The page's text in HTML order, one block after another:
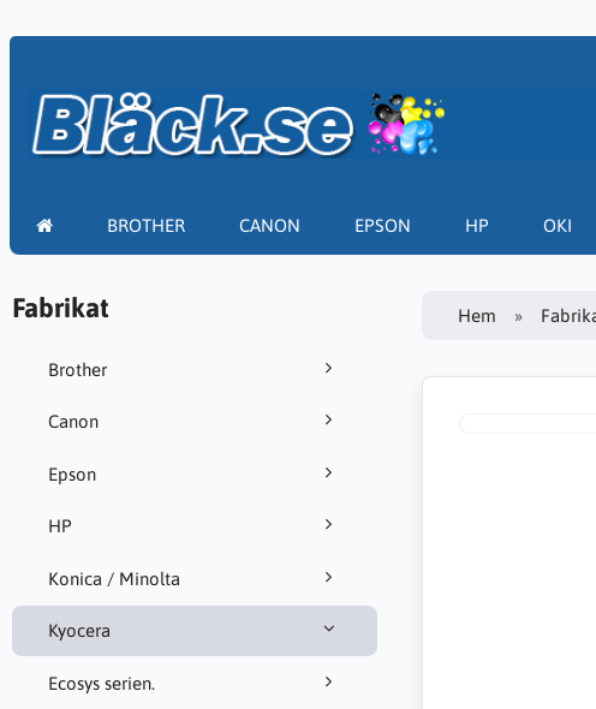
BROTHER CANON EPSON HP OKI
Fabrikat
Brother
Canon
Epson
HP
Konica / Minolta
Kyocera
Ecosys serien.
Hem